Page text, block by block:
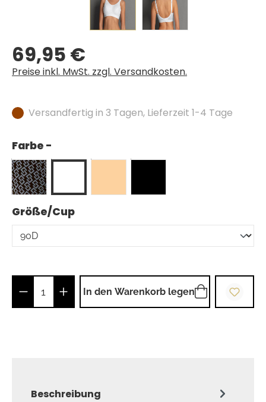
Regulärer Preis:
69,95 €
Preise inkl. MwSt. zzgl. Versandkosten.
Versandfertig in 3 Tagen, Lieferzeit 1-4 Tage
Farbe -
Größe/Cupauswählen
Produkt Anzahl: Gib den gewünschten
In den Warenkorb legen
Beschreibung